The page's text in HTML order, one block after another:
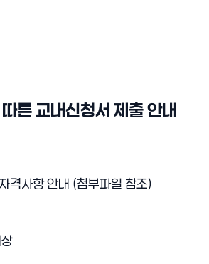
른 교내신청서 제출 안내
격사항 안내 (첨부파일 참조)